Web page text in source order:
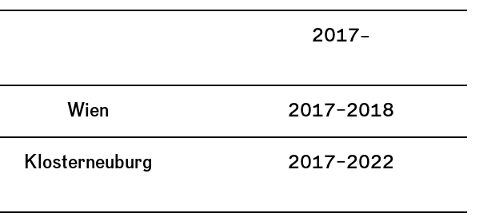
2017–
Wien 2017–2018
Klosterneuburg 2017–2022